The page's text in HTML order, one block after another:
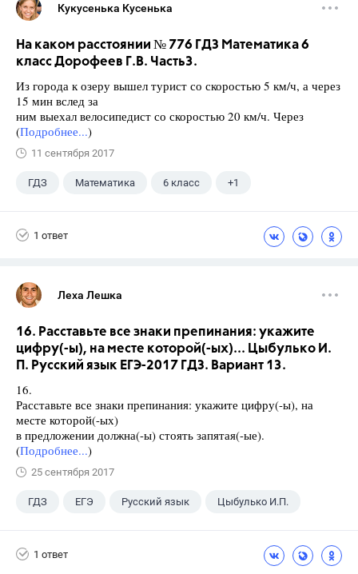
Кукусенька Кусенька
На каком расстоянии № 776 ГДЗ Математика 6
класс Дорофеев Г.В. Часть3.
Из города к озеру вышел турист со скоростью 5 км/ч, а через
15 мин вслед за
ним выехал велосипедист со скоростью 20 км/ч. Через
(Подробнее...)
11 сентября 2017
ГДЗ Математика 6 класс +1
1 ответ
Леха Лешка
16. Расставьте все знаки препинания: укажите
цифру(-ы), на месте которой(-ых)... Цыбулько И.
П. Русский язык ЕГЭ-2017 ГДЗ. Вариант 13.
16.
Расставьте все знаки препинания: укажите цифру(-ы), на
месте которой(-ых)
в предложении должна(-ы) стоять запятая(-ые).
(Подробнее...)
25 сентября 2017
ГДЗ ЕГЭ Русский язык Цыбулько И.П.
1 ответ